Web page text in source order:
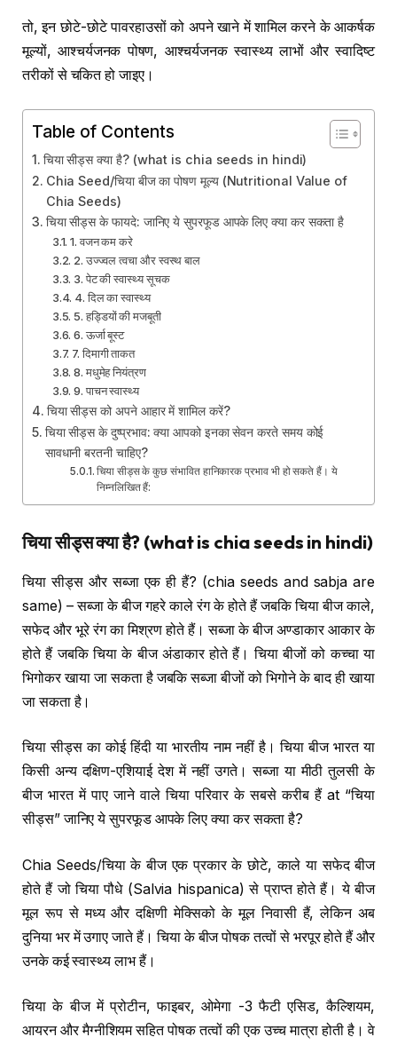
तो, इन छोटे-छोटे पावरहाउसों को अपने खाने में शामिल करने के आकर्षक
मूल्यों, आश्चर्यजनक पोषण, आश्चर्यजनक स्वास्थ्य लाभों और स्वादिष्ट
तरीकों से चकित हो जाइए।
Table of Contents
चिया सीड्स क्या है? (what is chia seeds in hindi)
Chia Seed/चिया बीज का पोषण मूल्य (Nutritional Value of
Chia Seeds)
चिया सीड्स के फायदे: जानिए ये सुपरफूड आपके लिए क्या कर सकता है
1. वजन कम करे
2. उज्ज्वल त्वचा और स्वस्थ बाल
3. पेट की स्वास्थ्य सूचक
4. दिल का स्वास्थ्य
5. हड्डियों की मजबूती
6. ऊर्जा बूस्ट
7. दिमागी ताकत
8. मधुमेह नियंत्रण
9. पाचन स्वास्थ्य
चिया सीड्स को अपने आहार में शामिल करें?
चिया सीड्स के दुष्प्रभाव: क्या आपको इनका सेवन करते समय कोई
सावधानी बरतनी चाहिए?
चिया सीड्स के कुछ संभावित हानिकारक प्रभाव भी हो सकते हैं। ये
निम्नलिखित हैं:
चिया सीड्स क्या है? (what is chia seeds in hindi)
चिया सीड्स और सब्जा एक ही हैं? (chia seeds and sabja are
same) – सब्जा के बीज गहरे काले रंग के होते हैं जबकि चिया बीज काले,
सफेद और भूरे रंग का मिश्रण होते हैं। सब्जा के बीज अण्डाकार आकार के
होते हैं जबकि चिया के बीज अंडाकार होते हैं। चिया बीजों को कच्चा या
भिगोकर खाया जा सकता है जबकि सब्जा बीजों को भिगोने के बाद ही खाया
जा सकता है।
चिया सीड्स का कोई हिंदी या भारतीय नाम नहीं है। चिया बीज भारत या
किसी अन्य दक्षिण-एशियाई देश में नहीं उगते। सब्जा या मीठी तुलसी के
बीज भारत में पाए जाने वाले चिया परिवार के सबसे करीब हैं at “चिया
सीड्स” जानिए ये सुपरफूड आपके लिए क्या कर सकता है?
Chia Seeds/चिया के बीज एक प्रकार के छोटे, काले या सफेद बीज
होते हैं जो चिया पौधे (Salvia hispanica) से प्राप्त होते हैं। ये बीज
मूल रूप से मध्य और दक्षिणी मेक्सिको के मूल निवासी हैं, लेकिन अब
दुनिया भर में उगाए जाते हैं। चिया के बीज पोषक तत्वों से भरपूर होते हैं और
उनके कई स्वास्थ्य लाभ हैं।
चिया के बीज में प्रोटीन, फाइबर, ओमेगा -3 फैटी एसिड, कैल्शियम,
आयरन और मैग्नीशियम सहित पोषक तत्वों की एक उच्च मात्रा होती है। वे